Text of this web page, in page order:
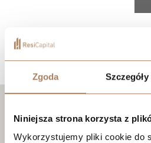
Zgoda Szczegóły
Niniejsza strona korzysta z
Wykorzystujemy pliki cookie do